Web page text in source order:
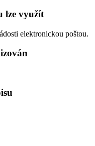
lze využít
elektronickou poštou.